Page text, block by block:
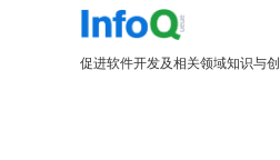
促进软件开发及相关领域知识与